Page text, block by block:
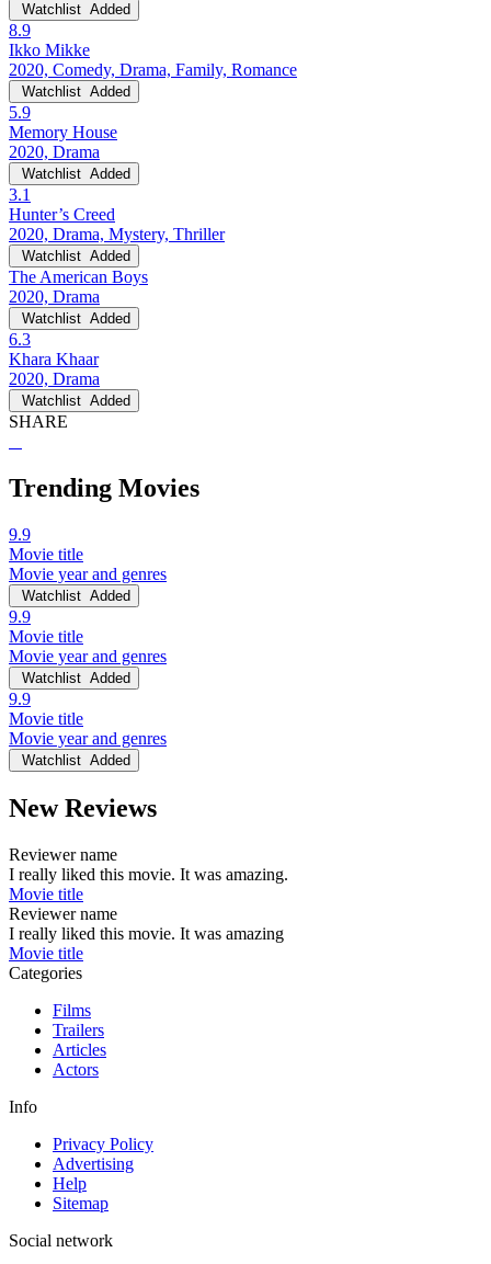
Watchlist Added
8.9
Ikko Mikke
2020, Comedy, Drama, Family, Romance
Watchlist Added
5.9
Memory House
2020, Drama
Watchlist Added
3.1
Hunter’s Creed
2020, Drama, Mystery, Thriller
Watchlist Added
The American Boys
2020, Drama
Watchlist Added
6.3
Khara Khaar
2020, Drama
Watchlist Added
SHARE
Trending Movies
9.9
Movie title
Movie year and genres
Watchlist Added
9.9
Movie title
Movie year and genres
Watchlist Added
9.9
Movie title
Movie year and genres
Watchlist Added
New Reviews
Reviewer name
I really liked this movie. It was amazing.
Movie title
Reviewer name
I really liked this movie. It was amazing
Movie title
Categories
Films
Trailers
Articles
Actors
Info
Privacy Policy
Advertising
Help
Sitemap
Social network